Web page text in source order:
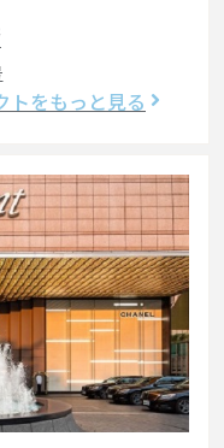
トをもっと見る